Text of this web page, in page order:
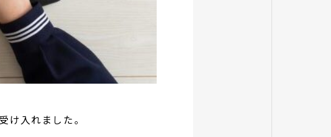
け入れました。